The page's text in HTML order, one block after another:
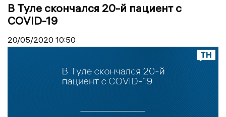
В Туле скончался 20-й пациент с
COVID-19
20/05/2020 10:50